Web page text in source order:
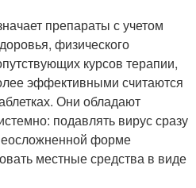
препараты с учетом
физического
курсов терапии,
эффективными считаются
Они обладают
подавлять вирус сразу
форме
местные средства в виде